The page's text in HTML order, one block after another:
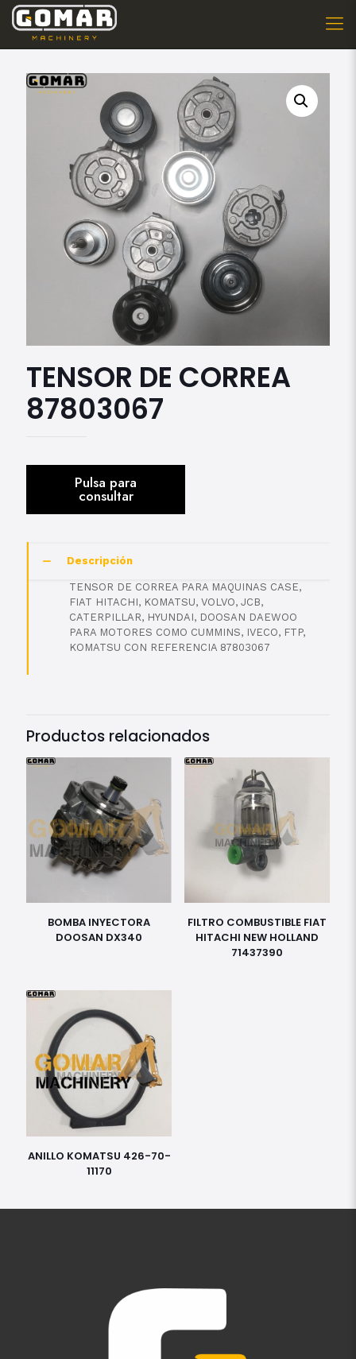
TENSOR DE CORREA
87803067
Descripción
TENSOR DE CORREA PARA MAQUINAS CASE,
FIAT HITACHI, KOMATSU, VOLVO, JCB,
CATERPILLAR, HYUNDAI, DOOSAN DAEWOO
PARA MOTORES COMO CUMMINS, IVECO, FTP,
KOMATSU CON REFERENCIA 87803067
Productos relacionados
BOMBA INYECTORA
DOOSAN DX340
FILTRO COMBUSTIBLE FIAT
HITACHI NEW HOLLAND
71437390
ANILLO KOMATSU 426-70-
11170